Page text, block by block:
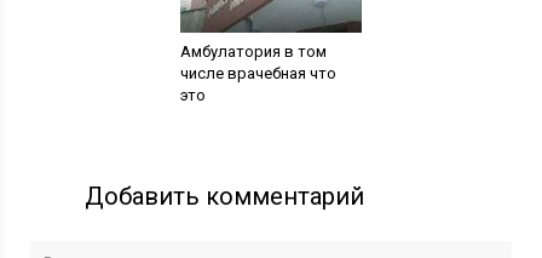
Амбулатория в том
числе врачебная что
это
Добавить комментарий